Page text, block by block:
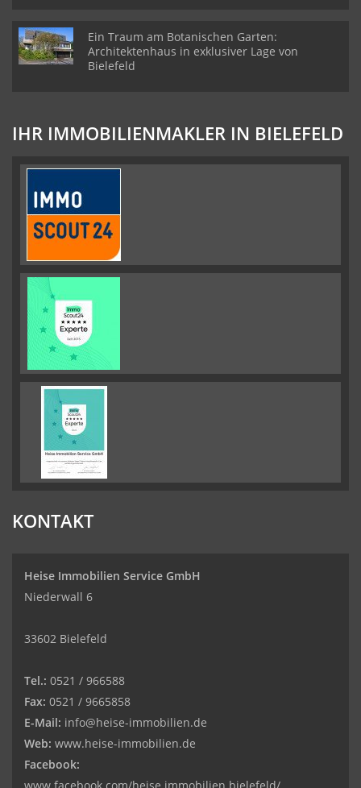
Ein Traum am Botanischen Garten:
Architektenhaus in exklusiver Lage von
Bielefeld
IHR IMMOBILIENMAKLER IN BIELEFELD
KONTAKT
Heise Immobilien Service GmbH
Niederwall 6
33602 Bielefeld
Tel.: 0521 / 966588
Fax: 0521 / 9665858
E-Mail: info@heise-immobilien.de
Web: www.heise-immobilien.de
Facebook: